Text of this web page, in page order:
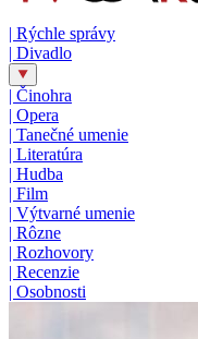
| Rýchle správy
| Divadlo
| Činohra
| Opera
| Tanečné umenie
| Literatúra
| Hudba
| Film
| Výtvarné umenie
| Rôzne
| Rozhovory
| Recenzie
| Osobnosti